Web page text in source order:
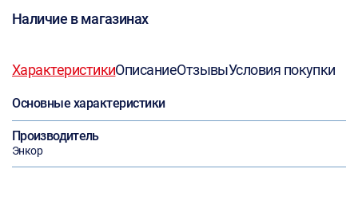
Наличие в магазинах
ХарактеристикиОписаниеОтзывыУсловия покупки
Основные характеристики
Производитель
Энкор